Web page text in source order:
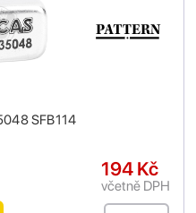
SFB114
194 Kč
včetně DPH